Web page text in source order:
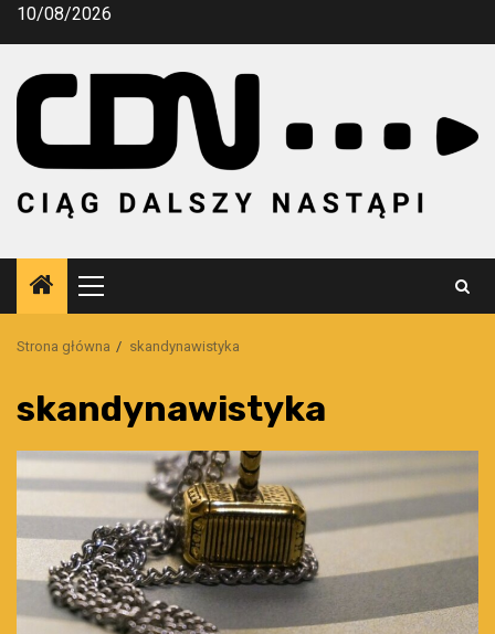
Przejdź
10/08/2026
Menu
główne
Strona główna skandynawistyka
skandynawistyka